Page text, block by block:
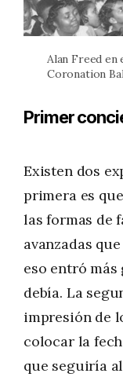
Alan Freed en
Coronation
Primer
Existen dos
primera es
las formas de
avanzadas
eso entró
debía. La
impresión de
colocar la
que seguiría